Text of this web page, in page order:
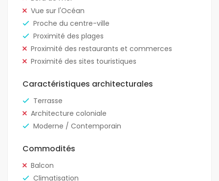
Vue sur l'Océan
Proche du centre-ville
Proximité des plages
Proximité des restaurants et commerces
Proximité des sites touristiques
Caractéristiques architecturales
Terrasse
Architecture coloniale
Moderne / Contemporain
Commodités
Balcon
Climatisation